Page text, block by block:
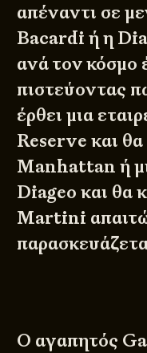
απέναντι σε
Bacardi ή η
ανά τον κόσμο
πιστεύοντας
έρθει μια
Reserve και
Manhattan ή
Diageo και θα
Martini
O αγαπητός